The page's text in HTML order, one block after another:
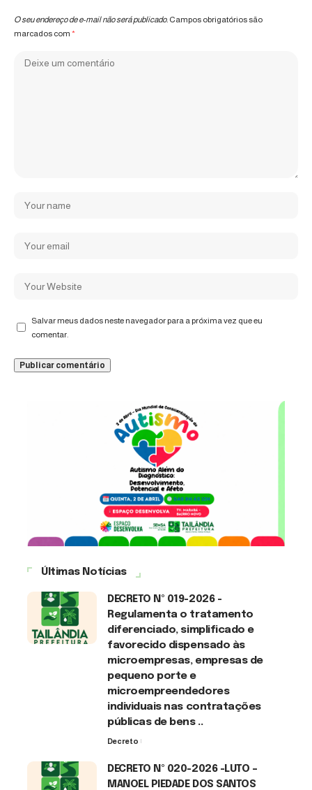
O seu endereço de e-mail não será publicado. Campos obrigatórios são
marcados com *
Salvar meus dados neste navegador para a próxima vez que eu
comentar.
Últimas Notícias
DECRETO Nº 019-2026 -
Regulamenta o tratamento
diferenciado, simplificado e
favorecido dispensado às
microempresas, empresas de
pequeno porte e
microempreendedores
individuais nas contratações
públicas de bens ..
Decreto
DECRETO Nº 020-2026 -LUTO –
MANOEL PIEDADE DOS SANTOS